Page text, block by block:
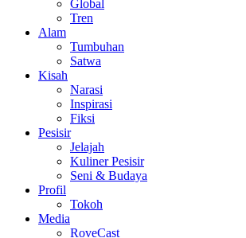
Global
Tren
Alam
Tumbuhan
Satwa
Kisah
Narasi
Inspirasi
Fiksi
Pesisir
Jelajah
Kuliner Pesisir
Seni & Budaya
Profil
Tokoh
Media
RoveCast